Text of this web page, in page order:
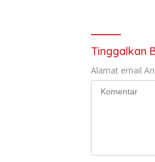
Tinggalkan
Alamat email